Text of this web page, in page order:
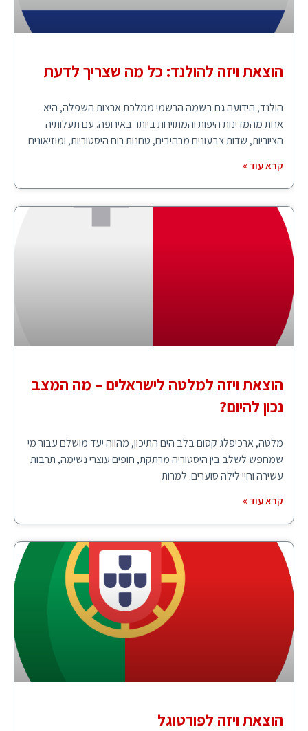
הוצאת ויזה להולנד: כל מה שצריך לדעת
הולנד, הידועה גם בשמה הרשמי ממלכת ארצות השפלה, היא
אחת מהמדינות היפות והמתוירות ביותר באירופה. עם תעלותיה
הציוריות, שדות צבעונים מרהיבים, טחנות רוח היסטוריות, ומוזיאונים
קרא עוד »
הוצאת ויזה למלטה לישראלים – מה המצב
נכון להיום?
מלטה, ארכיפלג קסום בלב הים התיכון, מהווה יעד מושלם עבור מי
שמחפש לשלב בין היסטוריה מרתקת, חופים עוצרי נשימה, תרבות
עשירה וחיי לילה סוערים. למרות
קרא עוד »
הוצאת ויזה לפורטוגל